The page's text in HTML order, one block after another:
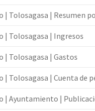
| Tolosagasa | Resumen
| Tolosagasa | Ingresos
| Tolosagasa | Gastos
| Tolosagasa | Cuenta de
| Ayuntamiento |